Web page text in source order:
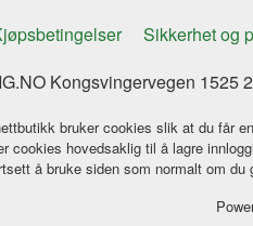
Sikkerhet og
Kongsvingervegen 1525
bruker cookies slik at du får
cookies hovedsaklig til å lagre
å bruke siden som normalt om du